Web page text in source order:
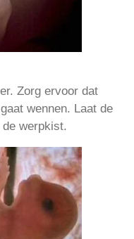
Zorg ervoor dat
wennen. Laat de
werpkist.